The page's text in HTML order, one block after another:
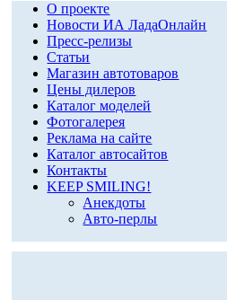
О проекте
Новости ИА ЛадаОнлайн
Пресс-релизы
Статьи
Магазин автотоваров
Цены дилеров
Каталог моделей
Фотогалерея
Реклама на сайте
Каталог автосайтов
Контакты
KEEP SMILING!
Анекдоты
Авто-перлы